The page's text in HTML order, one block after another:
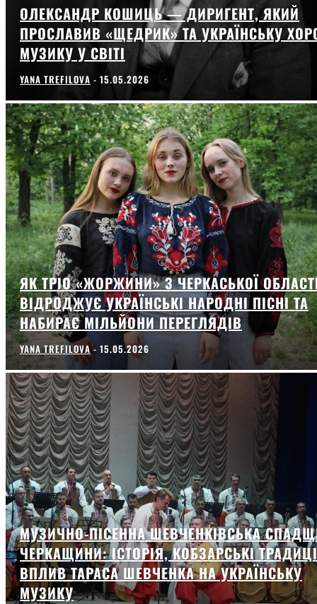
ОЛЕКСАНДР КОШИЦЬ — ДИРИГЕНТ, ЯКИЙ
ПРОСЛАВИВ «ЩЕДРИК» ТА УКРАЇНСЬКУ
МУЗИКУ У СВІТІ
YANA TREFILOVA - 15.05.2026
ЯК ТРІО «ЖОРЖИНИ» З ЧЕРКАСЬКОЇ
ВІДРОДЖУЄ УКРАЇНСЬКІ НАРОДНІ ПІСНІ ТА
НАБИРАЄ МІЛЬЙОНИ ПЕРЕГЛЯДІВ
YANA TREFILOVA - 15.05.2026
МУЗИЧНО-ПІСЕННА ШЕВЧЕНКІВСЬКА
ЧЕРКАЩИНИ: ІСТОРІЯ, КОБЗАРСЬКІ
ВПЛИВ ТАРАСА ШЕВЧЕНКА НА УКРАЇНСЬКУ
МУЗИКУ